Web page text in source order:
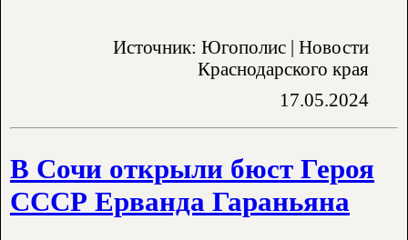
Источник: Югополис | Новости
Краснодарского края
17.05.2024
В Сочи открыли бюст Героя
СССР Ерванда Гараньяна